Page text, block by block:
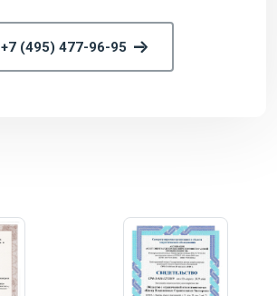
+7 (495) 477-96-95